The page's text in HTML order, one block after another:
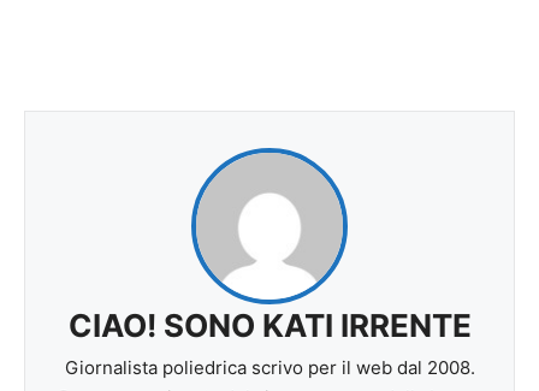
CIAO! SONO KATI IRRENTE
Giornalista poliedrica scrivo per il web dal 2008.